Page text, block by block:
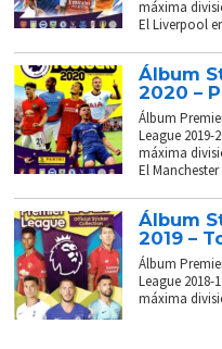
máxima
El Liverpool
Álbum
2020 –
Álbum
League
máxima
El Manchester
Álbum
2019 –
Álbum
League
máxima